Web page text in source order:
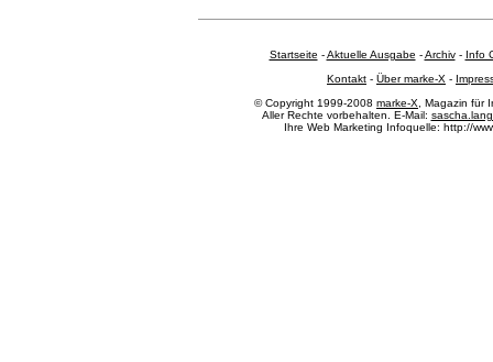
Startseite -Aktuelle Ausgabe -Archiv- Info
Kontakt - Über marke-X -
© Copyright 1999-2008 marke-X , Magazin für
Aller Rechte vorbehalten. E-Mail:
Ihre Web Marketing Infoquelle: http://